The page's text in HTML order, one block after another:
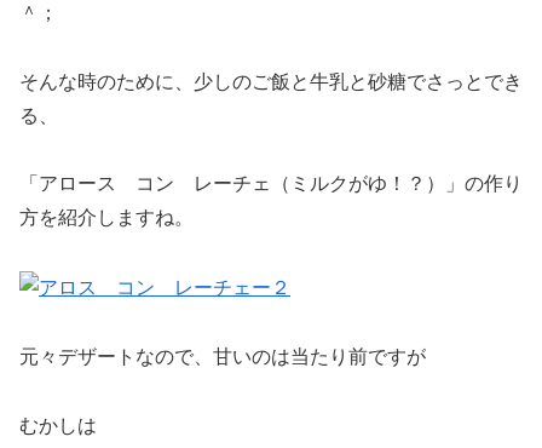
＾；
そんな時のために、少しのご飯と牛乳と砂糖でさっとでき
る、
「アロース コン レーチェ（ミルクがゆ！？）」の作り
方を紹介しますね。
元々デザートなので、甘いのは当たり前ですが
むかしは